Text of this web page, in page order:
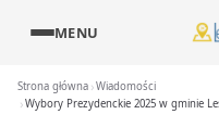
MENU
Strona główna Wiadomości
Wybory Prezydenckie 2025 w gminie